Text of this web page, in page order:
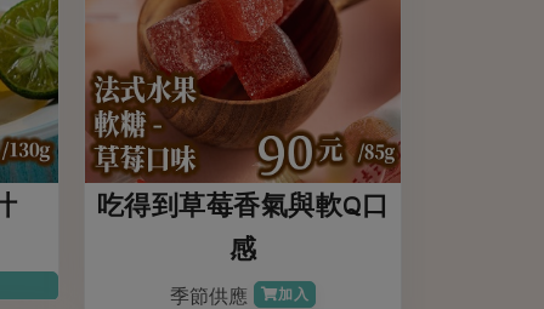
吃得到草莓香氣與軟Q口
感
季節供應 加入